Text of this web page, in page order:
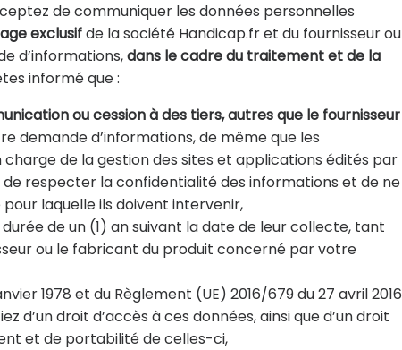
de communiquer les données personnelles
exclusifde la société Handicap.fr et du fournisseur ou
d’informations,dans le cadre du traitement et de la
informé que :
ou cession à des tiers, autres que le fournisseur
demande d’informations, de même que les
de la gestion des sites et applications édités par
de respecter la confidentialité des informations et de ne
laquelle ils doivent intervenir,
de un (1) an suivant la date de leur collecte, tant
ou le fabricant du produit concerné par votre
1978 et du Règlement (UE) 2016/679 du 27 avril 2016
d’un droit d’accès à ces données, ainsi que d’un droit
et de portabilité de celles-ci,